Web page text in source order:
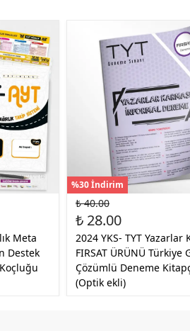
Meta
Destek
%30 İndirim
₺ 40.00
₺ 28.00
2024 YKS- TYT Yazarlar
FIRSAT ÜRÜNÜ Türkiye
Çözümlü Deneme
(Optik ekli)